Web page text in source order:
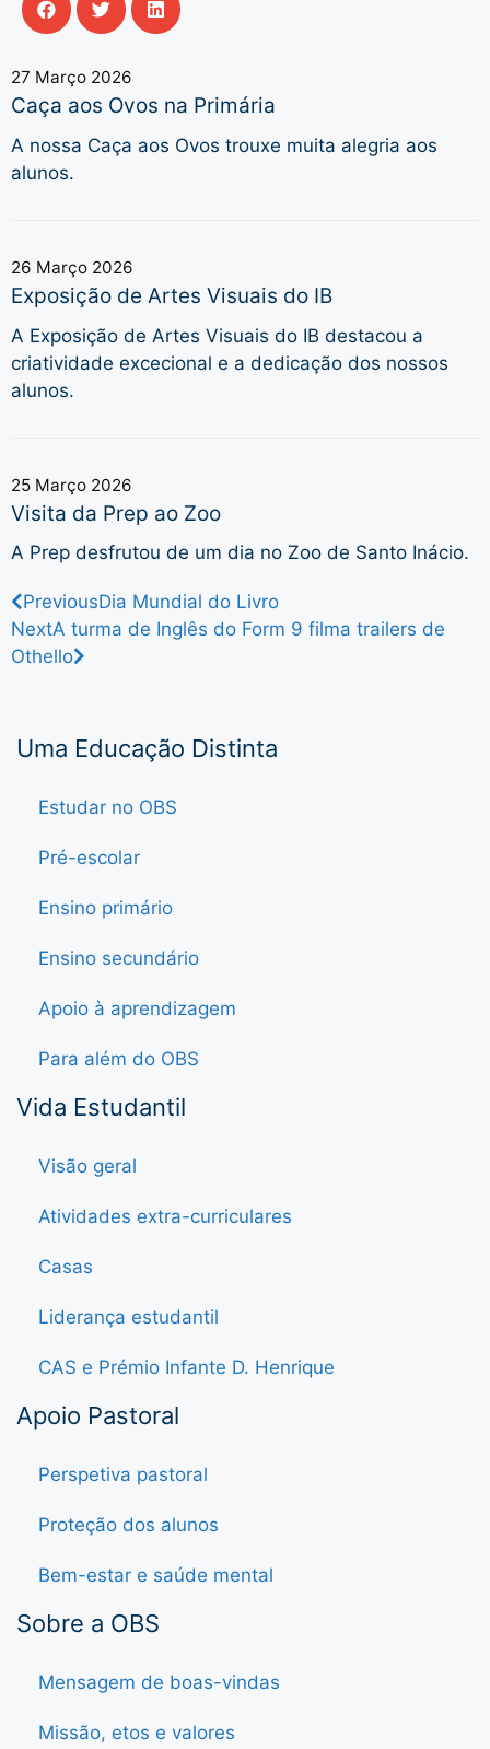
27 Março 2026
Caça aos Ovos na Primária
A nossa Caça aos Ovos trouxe muita alegria aos
alunos.
26 Março 2026
Exposição de Artes Visuais do IB
A Exposição de Artes Visuais do IB destacou a
criatividade excecional e a dedicação dos nossos
alunos.
25 Março 2026
Visita da Prep ao Zoo
A Prep desfrutou de um dia no Zoo de Santo Inácio.
PreviousDia Mundial do Livro
NextA turma de Inglês do Form 9 filma trailers de
Othello
Uma Educação Distinta
Estudar no OBS
Pré-escolar
Ensino primário
Ensino secundário
Apoio à aprendizagem
Para além do OBS
Vida Estudantil
Visão geral
Atividades extra-curriculares
Casas
Liderança estudantil
CAS e Prémio Infante D. Henrique
Apoio Pastoral
Perspetiva pastoral
Proteção dos alunos
Bem-estar e saúde mental
Sobre a OBS
Mensagem de boas-vindas
Missão, etos e valores